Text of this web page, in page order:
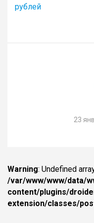
рублей
23
Warning: Undefined
/var/www/www/data/
content/plugins/
extension/classes/